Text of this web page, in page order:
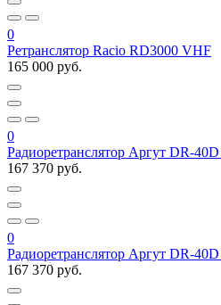
0
Ретранслятор Racio RD3000 VHF
165 000 руб.
0
Радиоретранслятор Аргут DR-
167 370 руб.
0
Радиоретранслятор Аргут DR-
167 370 руб.